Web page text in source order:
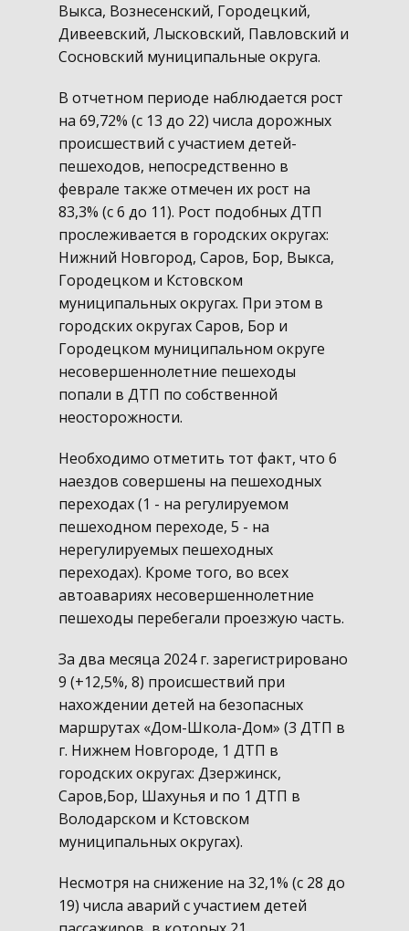
Выкса, Вознесенский, Городецкий,
Дивеевский, Лысковский, Павловский и
Сосновский муниципальные округа.
В отчетном периоде наблюдается рост
на 69,72% (с 13 до 22) числа дорожных
происшествий с участием детей-
пешеходов, непосредственно в
феврале также отмечен их рост на
83,3% (с 6 до 11). Рост подобных ДТП
прослеживается в городских округах:
Нижний Новгород, Саров, Бор, Выкса,
Городецком и Кстовском
муниципальных округах. При этом в
городских округах Саров, Бор и
Городецком муниципальном округе
несовершеннолетние пешеходы
попали в ДТП по собственной
неосторожности.
Необходимо отметить тот факт, что 6
наездов совершены на пешеходных
переходах (1 - на регулируемом
пешеходном переходе, 5 - на
нерегулируемых пешеходных
переходах). Кроме того, во всех
автоавариях несовершеннолетние
пешеходы перебегали проезжую часть.
За два месяца 2024 г. зарегистрировано
9 (+12,5%, 8) происшествий при
нахождении детей на безопасных
маршрутах «Дом-Школа-Дом» (3 ДТП в
г. Нижнем Новгороде, 1 ДТП в
городских округах: Дзержинск,
Саров,Бор, Шахунья и по 1 ДТП в
Володарском и Кстовском
муниципальных округах).
Несмотря на снижение на 32,1% (с 28 до
19) числа аварий с участием детей